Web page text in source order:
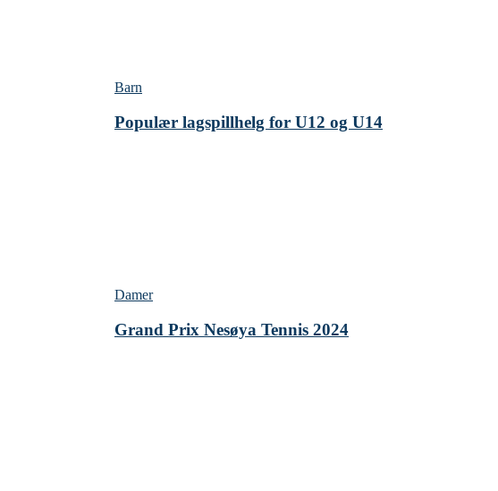
Barn
Populær lagspillhelg for U12 og U14
Damer
Grand Prix Nesøya Tennis 2024